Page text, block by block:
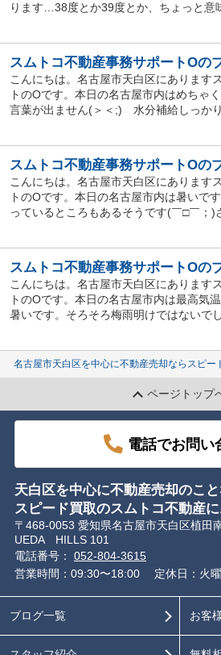
ります…38度とか39度とか、ちょっと意
スムトコ不動産事務サポートOの
こんにちは。名古屋市天白区にあります
トのOです。本日の名古屋市内はめちゃ
言葉が出ません(＞＜;) 水分補給しっかり
スムトコ不動産事務サポートOの
こんにちは。名古屋市天白区にあります
トのOです。本日の名古屋市内は暑いで
っているところもあるそうです(￣□￣；)
スムトコ不動産事務サポートOの
こんにちは。名古屋市天白区にあります
トのOです。本日の名古屋市内は最高気
暑いです。そろそろ梅雨明けではないで
名古屋市天白区を中心に不動産売却ならスピ
ページトップ
電話でお問い
天白区を中心に不動産売却のこと
スピード買取のスムトコ不動産
〒468-0053 愛知県名古屋市天白区植
UEDA HILLS 101
電話番号： 052-804-3615
営業時間：09:30〜18:00
定休日：火
ブログ一覧 お客